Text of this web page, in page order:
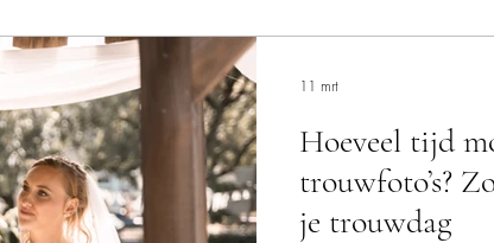
Hoeveel tijd
trouwfoto’s?
je trouwdag
11 mrt